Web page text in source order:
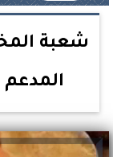
شعبة
المدعم